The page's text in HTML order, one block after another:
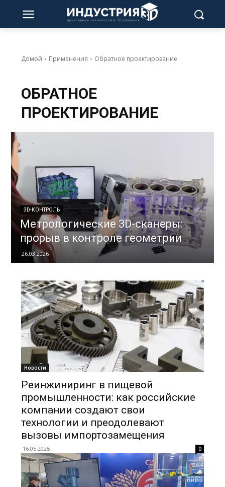
Домой Применения Обратное проектирование
ОБРАТНОЕ
ПРОЕКТИРОВАНИЕ
3D-КОНТРОЛЬ
Метрологические 3D-сканеры:
прорыв в контроле геометрии
26.03.2026
Новости
Реинжиниринг в пищевой
промышленности: как российские
компании создают свои
технологии и преодолевают
вызовы импортозамещения
16.05.2025 0